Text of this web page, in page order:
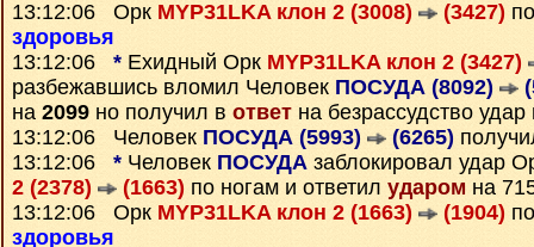
13:12:06 Орк MYP31LKA клон 2 (3008) (3427)
здоровья
13:12:06 * Ехидный Орк MYP31LKA клон 2 (3427)
разбежавшись вломил Человек ПОСУДА (8092)
на 2099 но получил в ответ на безрассудство
13:12:06 Человек ПОСУДА (5993) (6265)
13:12:06 * Человек ПОСУДА заблокировал удар
2 (2378)
(1663) по ногам и ответил ударом на
13:12:06 Орк MYP31LKA клон 2 (1663) (1904)
здоровья